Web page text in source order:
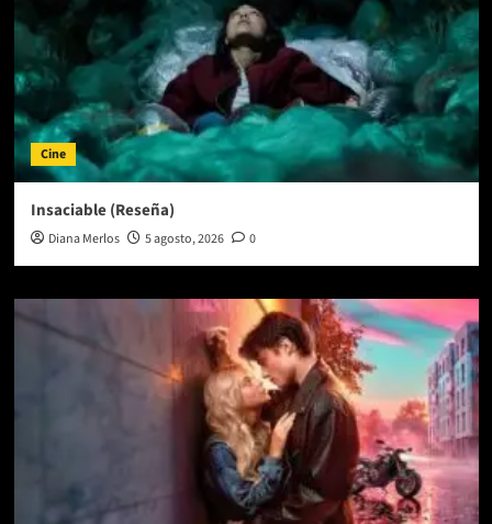
Cine
Insaciable (Reseña)
Diana Merlos 5 agosto, 2026 0